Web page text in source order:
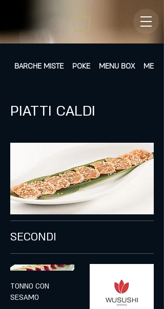
BARCHE MISTE POKE MENU BOX MENÙ
PIATTI CALDI
SECONDI
TONNO CON
SESAMO